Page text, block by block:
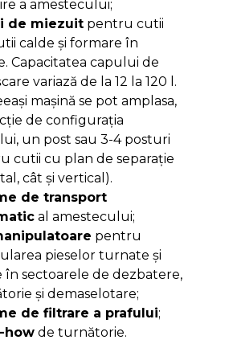
a amestecului;
de miezuit pentru cutii
calde şi formare în
Capacitatea capului de
variază de la 12 la 120 l.
maşină se pot amplasa,
de configuraţia
un post sau 3-4 posturi
cutii cu plan de separaţie
cât şi vertical).
de transport
al amestecului;
pentru
pieselor turnate şi
în sectoarele de dezbatere,
şi demaselotare;
de filtrare a prafului;
how de turnătorie.